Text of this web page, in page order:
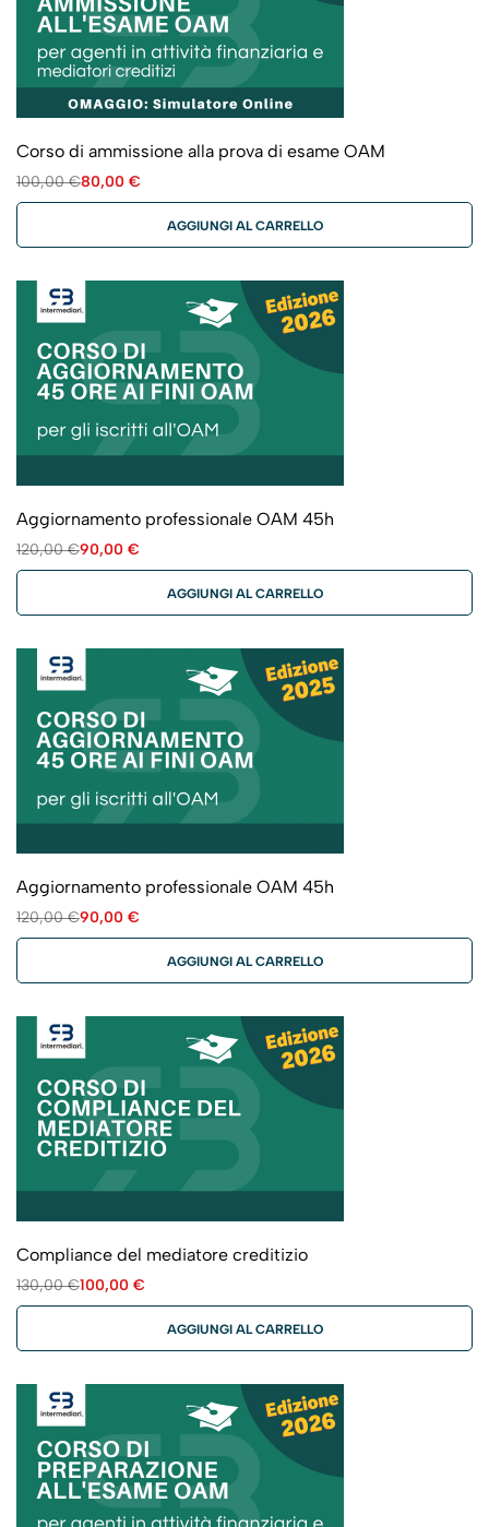
Corso di ammissione alla prova di esame OAM
100,00€80,00 €
AGGIUNGI AL CARRELLO
Aggiornamento professionale OAM 45h
120,00€90,00 €
AGGIUNGI AL CARRELLO
Aggiornamento professionale OAM 45h
120,00€90,00 €
AGGIUNGI AL CARRELLO
Compliance del mediatore creditizio
130,00€100,00 €
AGGIUNGI AL CARRELLO